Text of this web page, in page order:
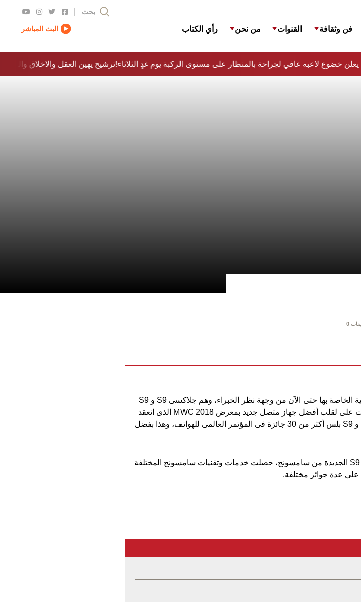
فن وثقافة القنوات من نحن رأي الكتاب
بحث
البث المباشر
ترشيح يهين العقل والاخلاق والدولة…؟!يعلن خضوع لاعبه غافي لجراحة بالمنظار على مستوى الركبة يوم غدٍ الثلاثاء
0
أعلنت شركة سامسونج حديثا عن أفضل الهواتف الذكية الخاصة بها حتى الآن من وجهة نظر الخبراء، وهم جلاكسى S9 و S9
بلس، واليوم كشف تقرير حديث أن تلك الهواتف حصلت على لقلب أفضل جهاز متصل جديد بمعرض MWC 2018 الذى انعقد
حديثا بمدينة برشلونة فى أسبانيا، كما تلقت هواتف S9 و S9 بلس أكثر من 30 جائزة فى المؤتمر العالمى للهواتف، وهذا بفضل
ووفقا لتقرير من موقع phonearena، فبجانب هواتف S9 الجديدة من سامسونج، حصلت خدمات وتقنيات سامسونج المختلفة